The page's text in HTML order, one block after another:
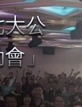
公
」